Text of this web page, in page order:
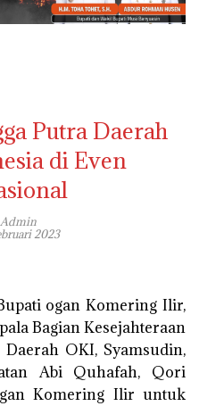
Putra Daerah
di Even
Admin
2023
ogan Komering Ilir,
Bagian Kesejahteraan
OKI, Syamsudin,
Abi Quhafah, Qori
Komering Ilir untuk